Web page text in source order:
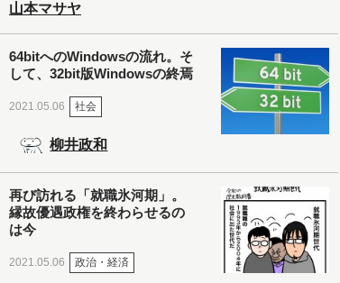
山本マサヤ
64bitへのWindowsの流れ。そ
して、32bit版Windowsの終焉
2021.05.06 社会
柳井政和
再び訪れる「就職氷河期」。
縁故優遇政権を終わらせるの
は今
2021.05.06 政治・経済